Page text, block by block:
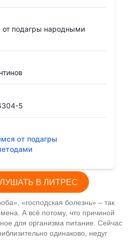
от подагры народными
5
от подагры
В ЛИТРЕС
«господская болезнь» – так
А всё потому, что причиной
для организма питание. Сейчас
одинаково, недуг